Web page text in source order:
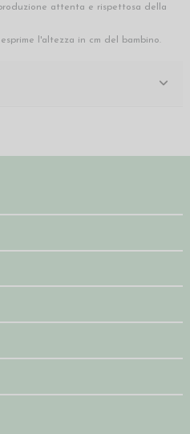
attenta e rispettosa della
l'altezza in cm del bambino.